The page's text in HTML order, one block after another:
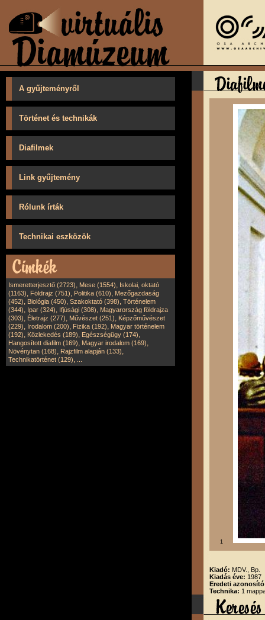
A gyűjteményről
Történet és technikák
Diafilmek
Link gyűjtemény
Rólunk írták
Technikai eszközök
Ismeretterjesztő (2723), Mese (1554), Iskolai, oktató
(1163), Földrajz (751), Politika (610), Mezőgazdaság
(452), Biológia (450), Szakoktató (398), Történelem
(344), Ipar (324), Ifjúsági (308), Magyarország földrajza
(303), Életrajz (277), Művészet (251), Képzőművészet
(229), Irodalom (200), Fizika (192), Magyar történelem
(192), Közlekedés (189), Egészségügy (174),
Hangosított diafilm (169), Magyar irodalom (169),
Növénytan (168), Rajzfilm alapján (133),
Technikatörténet (129),
1
Kiadó: MDV., Bp.
Kiadás éve: 1987
Eredeti
Technika: 1